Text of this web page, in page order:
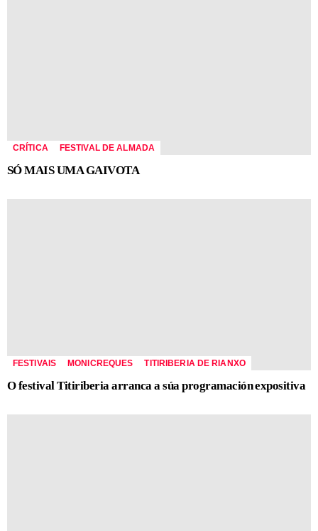
CRÍTICA FESTIVAL DE ALMADA
SÓ MAIS UMA GAIVOTA
FESTIVAIS MONICREQUES TITIRIBERIA DE RIANXO
O festival Titiriberia arranca a súa programación expositiva